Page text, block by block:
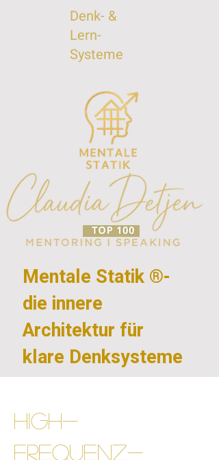
Mentale Statik ®-
die innere
Architektur für
klare Denksysteme
Denk- &
Lern-
Systeme
High-
Frequenz-